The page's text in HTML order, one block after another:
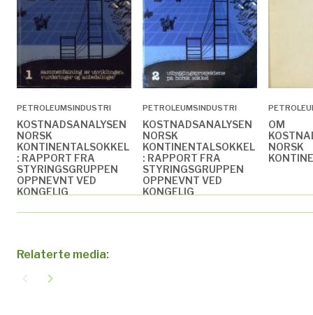
PETROLEUMSINDUSTRI
KOSTNADSANALYSEN
NORSK
KONTINENTALSOKKEL
: RAPPORT FRA
STYRINGSGRUPPEN
OPPNEVNT VED
KONGELIG
MARS 1979 :
ENERGIDEPARTEMENTET
29. APRIL 1980. 1 :
UTVIKLINGEN,
PETROLEUMSINDUSTRI
KOSTNADSANALYSEN
NORSK
KONTINENTALSOKKEL
: RAPPORT FRA
STYRINGSGRUPPEN
OPPNEVNT VED
KONGELIG
MARS 1979 :
OM
NORSK
Relaterte media:
navigate_next